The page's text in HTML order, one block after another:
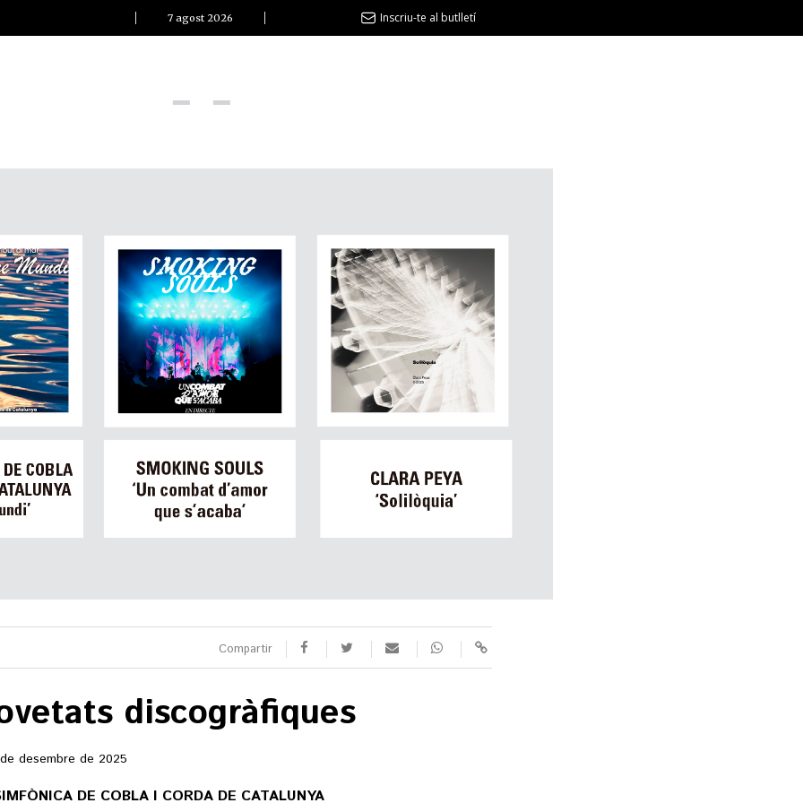
TEMÀTIQUES
patins
CULTURA
Arts escèniques
Cultura popular
Fotogaleries
9magazín
directe
carta
7 agost 2026 Inscriu-te al butlletí
Compartir
discogràfiques
desembre de 2025
DE COBLA I CORDA DE CATALUNYA